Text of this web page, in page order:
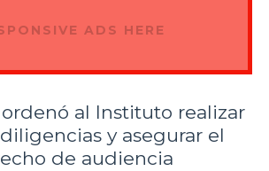
ADS HERE
al Instituto realizar
y asegurar el
de audiencia